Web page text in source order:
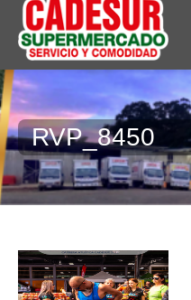
RVP_8450